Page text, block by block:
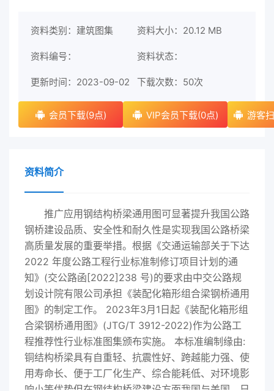
资料类别：建筑图集 资料大小：20.12 MB
资料编号： 资料状态：
更新时间：2023-09-02 下载次数： 50次
会员下载(9点) VIP会员下载(0点) 游客
资料简介
推广应用钢结构桥梁通用图可显著提升我国公路
钢桥建设品质、安全性和耐久性是实现我国公路桥梁
高质量发展的重要举措。根据《交通运输部关于下达
2022 年度公路工程行业标准制修订项目计划的通
知》(交公路函[2022]238 号)的要求由中交公路规
划设计院有限公司承担《装配化箱形组合梁钢桥通用
图》的制定工作。 2023年3月1日起《装配化箱形组
合梁钢桥通用图》(JTG/T 3912-2022)作为公路工
程推荐性行业标准图集颁布实施。 本标准编制缘由:
铜结构桥梁具有自重轻、抗震性好、跨越能力强、使
用寿命长、便于工厂化生产、综合能耗低、对环境影